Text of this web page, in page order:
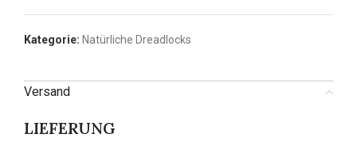
Kategorie: Natürliche Dreadlocks
Versand
LIEFERUNG